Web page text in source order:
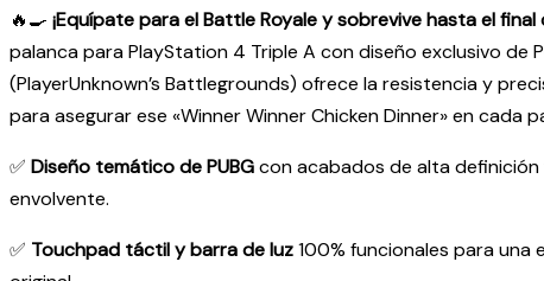
🔥🍳 ¡Equípate para el Battle Royale y sobrevive hasta el final
palanca para PlayStation 4 Triple A con diseño exclusivo de
(PlayerUnknown’s Battlegrounds) ofrece la resistencia y
para asegurar ese «Winner Winner Chicken Dinner» en cada
✅ Diseño temático de PUBGcon acabados de alta
envolvente.
✅ Touchpad táctil y barra de luz100% funcionales para una